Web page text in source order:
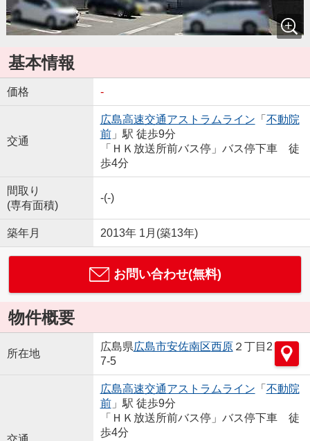
基本情報
価格 -
交通
広島高速交通アストラムライン 「 不動院
前」駅 徒歩9分
「ＨＫ放送所前バス停」バス停下車 徒
歩4分
間取り
(専有面積)
-(-)
築年月 2013年 1月(築13年)
お問い合わせ(無料)
物件概要
所在地
広島県広島市安佐南区西原２丁目2
7-5
広島高速交通アストラムライン 「 不動院
前」駅 徒歩9分
「ＨＫ放送所前バス停」バス停下車 徒
歩4分